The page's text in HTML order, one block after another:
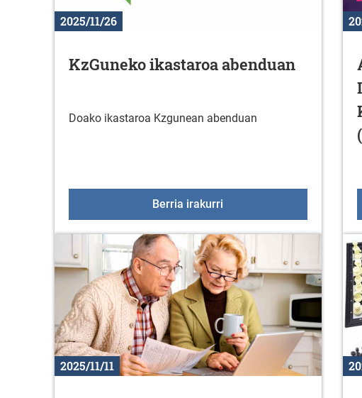
2025/11/26
KzGuneko ikastaroa abenduan
Doako ikastaroa Kzgunean abenduan
Berria irakurri
2025/11/11